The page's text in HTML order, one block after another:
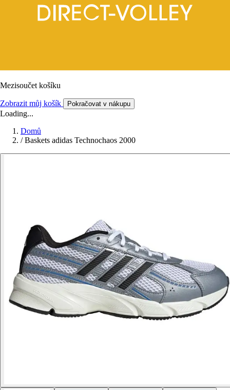
Mezisoučet košíku
Zobrazit můj košík Pokračovat v nákupu
Loading...
Domů
/ Baskets adidas Technochaos 2000